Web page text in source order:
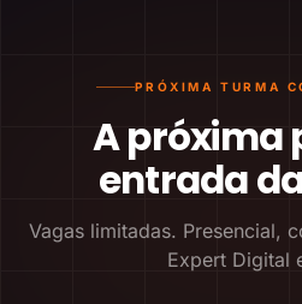
PRÓXIMA TURMA
A próxima
entrada
Vagas limitadas. Presencial,
Expert Digital